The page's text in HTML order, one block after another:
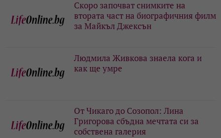
Скоро започват снимките на
втората част на биографичния филм
за Майкъл Джексън
Людмила Живкова знаела кога и
как ще умре
От Чикаго до Созопол: Лина
Григорова сбъдна мечтата си за
собствена галерия